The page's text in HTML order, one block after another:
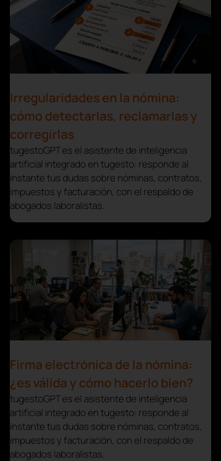
Irregularidades en la nómina:
cómo detectarlas, reclamarlas y
corregirlas
tugestoGPT es el asistente de inteligencia
artificial integrado en tugesto: responde al
instante tus dudas sobre nóminas, contratos,
impuestos y facturación, con el respaldo de
abogados laboralistas.
Firma electrónica de la nómina:
¿es válida y cómo hacerlo bien?
tugestoGPT es el asistente de inteligencia
artificial integrado en tugesto: responde al
instante tus dudas sobre nóminas, contratos,
impuestos y facturación, con el respaldo de
abogados laboralistas.